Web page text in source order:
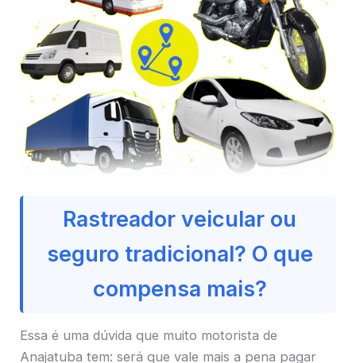
Rastreador veicular ou
seguro tradicional? O que
compensa mais?
Essa é uma dúvida que muito motorista de
Anajatuba tem: será que vale mais a pena pagar